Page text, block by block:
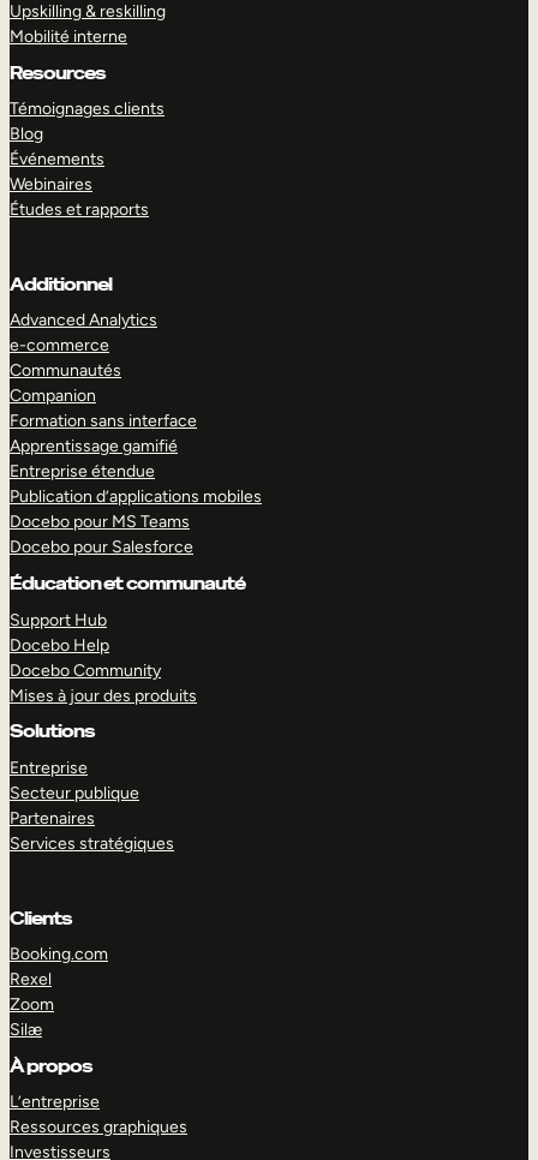
Upskilling & reskilling
Mobilité interne
Resources
Témoignages clients
Blog
Événements
Webinaires
Études et rapports
Additionnel
Advanced Analytics
e-commerce
Communautés
Companion
Formation sans interface
Apprentissage gamifié
Entreprise étendue
Publication d’applications mobiles
Docebo pour MS Teams
Docebo pour Salesforce
Éducation et communauté
Support Hub
Docebo Help
Docebo Community
Mises à jour des produits
Solutions
Entreprise
Secteur publique
Partenaires
Services stratégiques
Clients
Booking.com
Rexel
Zoom
Silæ
À propos
L’entreprise
Ressources graphiques
Investisseurs